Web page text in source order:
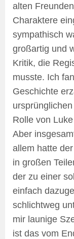
alten
Charaktere
sympathisch
großartig und
Kritik, die
musste. Ich
Geschichte
Rolle von
Aber
allem hatte
in großen
der zu einer
einfach
schlichtweg
mir launige
ist das vom